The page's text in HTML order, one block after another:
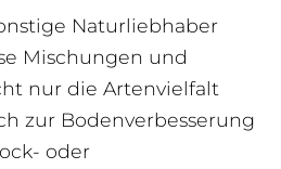
Naturliebhaber
Mischungen und
nur die Artenvielfalt
zur Bodenverbesserung
oder